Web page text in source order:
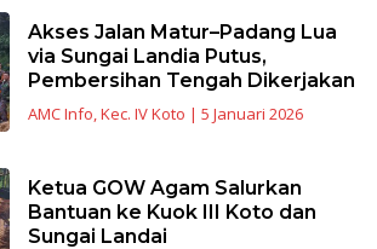
Akses Jalan Matur–Padang Lua
via Sungai Landia Putus,
Pembersihan Tengah Dikerjakan
AMC Info,Kec. IV Koto | 5 Januari 2026
Ketua GOW Agam Salurkan
Bantuan ke Kuok III Koto dan
Sungai Landai